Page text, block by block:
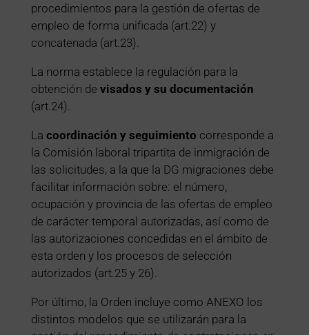
procedimientos para la gestión de ofertas de
empleo de forma unificada (art.22) y
concatenada (art.23).
La norma establece la regulación para la
obtención de visados y su documentación
(art.24).
La coordinación y seguimiento corresponde a
la Comisión laboral tripartita de inmigración de
las solicitudes, a la que la DG migraciones debe
facilitar información sobre: el número,
ocupación y provincia de las ofertas de empleo
de carácter temporal autorizadas, así como de
las autorizaciones concedidas en el ámbito de
esta orden y los procesos de selección
autorizados (art.25 y 26).
Por último, la Orden incluye como ANEXO los
distintos modelos que se utilizarán para la